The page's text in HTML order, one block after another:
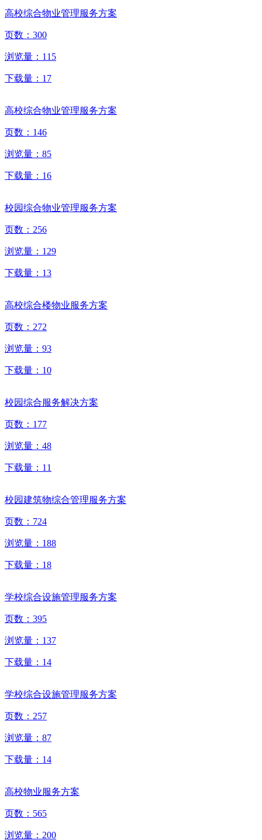
高校综合物业管理服务方案
页数： 300
浏览量： 115
下载量： 17
高校综合物业管理服务方案
页数： 146
浏览量： 85
下载量： 16
校园综合物业管理服务方案
页数： 256
浏览量： 129
下载量： 13
高校综合楼物业服务方案
页数： 272
浏览量： 93
下载量： 10
校园综合服务解决方案
页数： 177
浏览量： 48
下载量： 11
校园建筑物综合管理服务方案
页数： 724
浏览量： 188
下载量： 18
学校综合设施管理服务方案
页数： 395
浏览量： 137
下载量： 14
学校综合设施管理服务方案
页数： 257
浏览量： 87
下载量： 14
高校物业服务方案
页数： 565
浏览量： 200